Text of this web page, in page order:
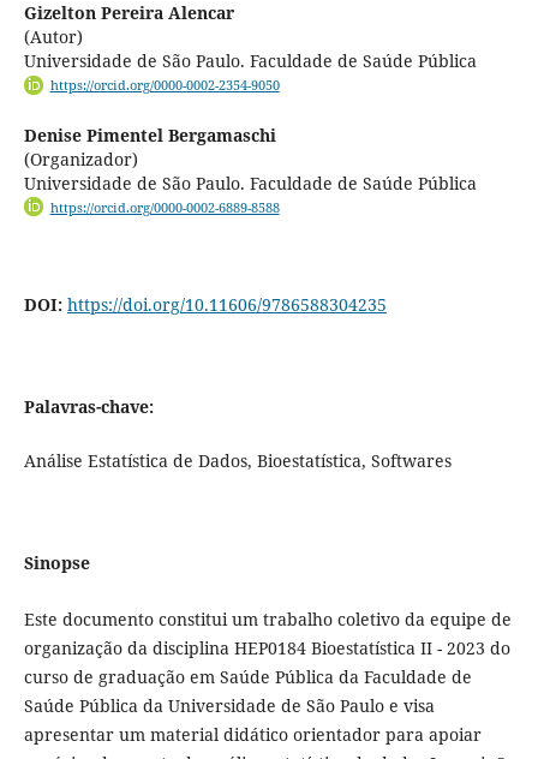
Gizelton Pereira Alencar
(Autor)
Universidade de São Paulo. Faculdade de Saúde Pública
https://orcid.org/0000-0002-2354-9050
Denise Pimentel Bergamaschi
(Organizador)
Universidade de São Paulo. Faculdade de Saúde Pública
https://orcid.org/0000-0002-6889-8588
DOI: https://doi.org/10.11606/9786588304235
Palavras-chave:
Análise Estatística de Dados, Bioestatística, Softwares
Sinopse
Este documento constitui um trabalho coletivo da equipe de
organização da disciplina HEP0184 Bioestatística II - 2023 do
curso de graduação em Saúde Pública da Faculdade de
Saúde Pública da Universidade de São Paulo e visa
apresentar um material didático orientador para apoiar